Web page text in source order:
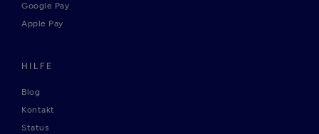
Google Pay
Apple Pay
HILFE
Blog
Kontakt
Status